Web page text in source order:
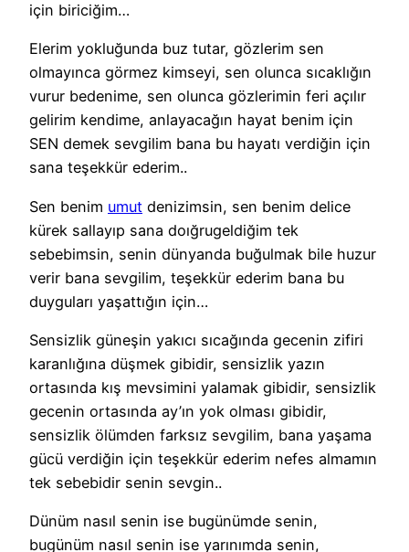
için biriciğim…
Elerim yokluğunda buz tutar, gözlerim sen
olmayınca görmez kimseyi, sen olunca sıcaklığın
vurur bedenime, sen olunca gözlerimin feri açılır
gelirim kendime, anlayacağın hayat benim için
SEN demek sevgilim bana bu hayatı verdiğin için
sana teşekkür ederim..
Sen benim umut denizimsin, sen benim delice
kürek sallayıp sana doığrugeldiğim tek
sebebimsin, senin dünyanda buğulmak bile huzur
verir bana sevgilim, teşekkür ederim bana bu
duyguları yaşattığın için…
Sensizlik güneşin yakıcı sıcağında gecenin zifiri
karanlığına düşmek gibidir, sensizlik yazın
ortasında kış mevsimini yalamak gibidir, sensizlik
gecenin ortasında ay’ın yok olması gibidir,
sensizlik ölümden farksız sevgilim, bana yaşama
gücü verdiğin için teşekkür ederim nefes almamın
tek sebebidir senin sevgin..
Dünüm nasıl senin ise bugünümde senin,
bugünüm nasıl senin ise yarınımda senin,